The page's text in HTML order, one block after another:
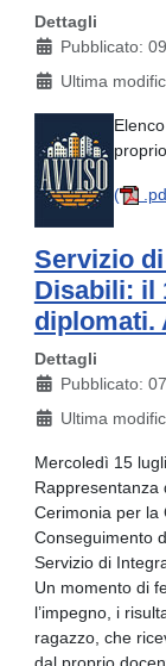
Dettagli
Pubblicato:
Ultima
(
Servizio
Disabili: il
diplomati.
Dettagli
Pubblicato:
Ultima
Mercoledì 15
Rappresentanza
Cerimonia per la
Conseguimento
Servizio di
Un momento di
l’impegno, i
ragazzo, che